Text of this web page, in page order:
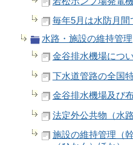
毎年5月は水防月間
水路・施設の維持管理
金谷排水機場につ
下水道管路の全国
金谷排水機場及び
法定外公共物（水
施設の維持管理（